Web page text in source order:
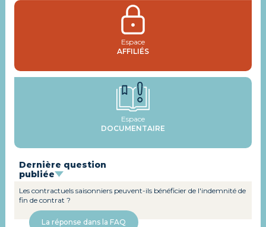
Espace
AFFILIÉS
Espace
DOCUMENTAIRE
Dernière question
publiée
Les contractuels saisonniers peuvent-ils bénéficier de l'indemnité de
fin de contrat ?
La réponse dans la FAQ